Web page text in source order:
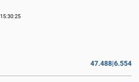
47.488|6.554